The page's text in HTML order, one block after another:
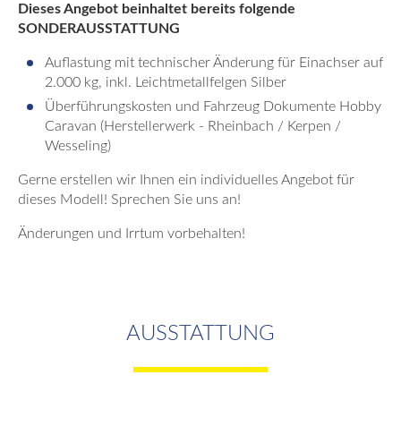
Dieses Angebot beinhaltet bereits folgende
SONDERAUSSTATTUNG
Auflastung mit technischer Änderung für Einachser auf
2.000 kg, inkl. Leichtmetallfelgen Silber
Überführungskosten und Fahrzeug Dokumente Hobby
Caravan (Herstellerwerk - Rheinbach / Kerpen /
Wesseling)
Gerne erstellen wir Ihnen ein individuelles Angebot für
dieses Modell! Sprechen Sie uns an!
Änderungen und Irrtum vorbehalten!
AUSSTATTUNG